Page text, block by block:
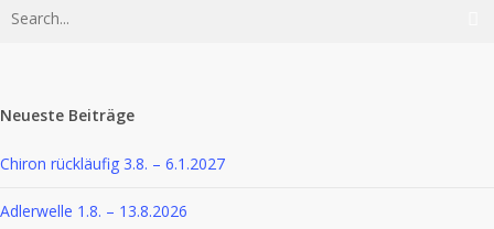
Neueste Beiträge
Chiron rückläufig 3.8. – 6.1.2027
Adlerwelle 1.8. – 13.8.2026